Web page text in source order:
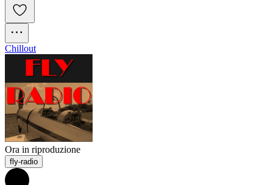
Chillout
Ora in riproduzione
fly-radio